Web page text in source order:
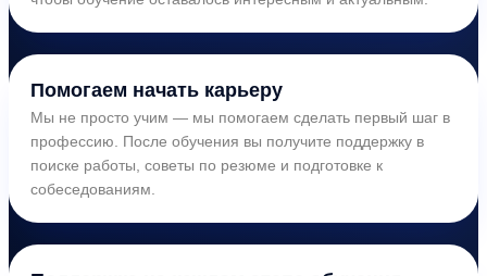
Помогаем начать карьеру
Мы не просто учим — мы помогаем сделать первый шаг в
профессию. После обучения вы получите поддержку в
поиске работы, советы по резюме и подготовке к
собеседованиям.